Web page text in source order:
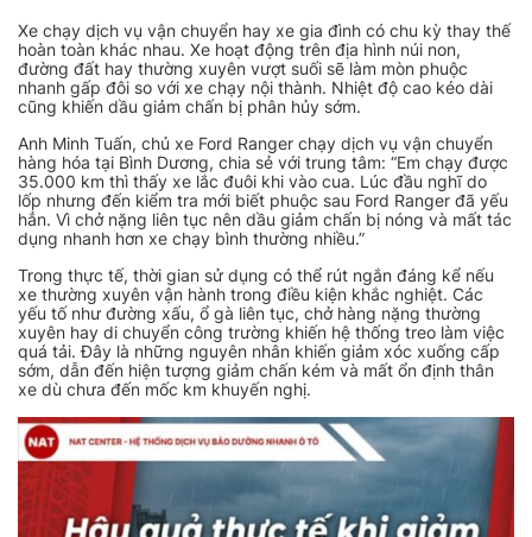
Xe chạy dịch vụ vận chuyển hay xe gia đình có chu kỳ thay thế
hoàn toàn khác nhau. Xe hoạt động trên địa hình núi non,
đường đất hay thường xuyên vượt suối sẽ làm mòn phuộc
nhanh gấp đôi so với xe chạy nội thành. Nhiệt độ cao kéo dài
cũng khiến dầu giảm chấn bị phân hủy sớm.
Anh Minh Tuấn, chủ xe Ford Ranger chạy dịch vụ vận chuyển
hàng hóa tại Bình Dương, chia sẻ với trung tâm: “Em chạy được
35.000 km thì thấy xe lắc đuôi khi vào cua. Lúc đầu nghĩ do
lốp nhưng đến kiểm tra mới biết phuộc sau Ford Ranger đã yếu
hẳn. Vì chở nặng liên tục nên dầu giảm chấn bị nóng và mất tác
dụng nhanh hơn xe chạy bình thường nhiều.”
Trong thực tế, thời gian sử dụng có thể rút ngắn đáng kể nếu
xe thường xuyên vận hành trong điều kiện khắc nghiệt. Các
yếu tố như đường xấu, ổ gà liên tục, chở hàng nặng thường
xuyên hay di chuyển công trường khiến hệ thống treo làm việc
quá tải. Đây là những nguyên nhân khiến giảm xóc xuống cấp
sớm, dẫn đến hiện tượng giảm chấn kém và mất ổn định thân
xe dù chưa đến mốc km khuyến nghị.